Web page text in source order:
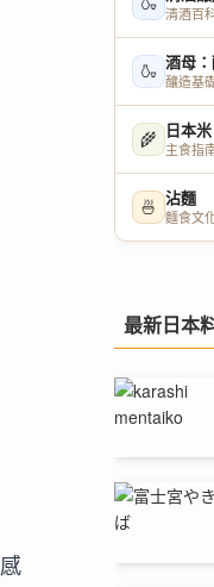
清酒百
🍶 酒母
釀造基
🌾 日本米
主食指
🍜 沾麵
麵食文
最新日本